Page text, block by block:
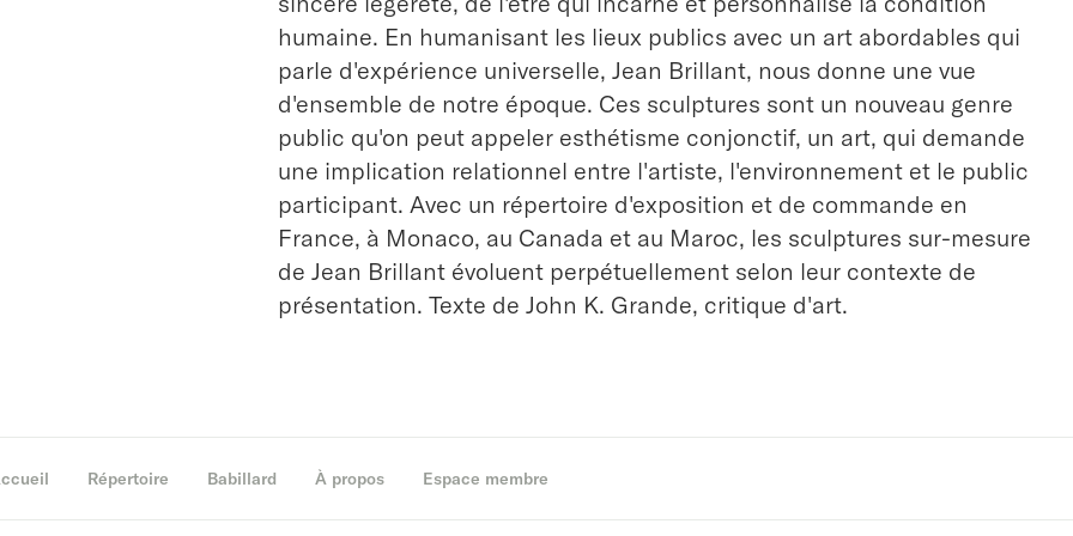
humaine. En humanisant les lieux publics avec un art abordables qui
parle d'expérience universelle, Jean Brillant, nous donne une vue
d'ensemble de notre époque. Ces sculptures sont un nouveau genre
public qu'on peut appeler esthétisme conjonctif, un art, qui demande
une implication relationnel entre l'artiste, l'environnement et le public
participant. Avec un répertoire d'exposition et de commande en
France, à Monaco, au Canada et au Maroc, les sculptures sur-mesure
de Jean Brillant évoluent perpétuellement selon leur contexte de
présentation. Texte de John K. Grande, critique d'art.
Répertoire Babillard À propos Espace membre